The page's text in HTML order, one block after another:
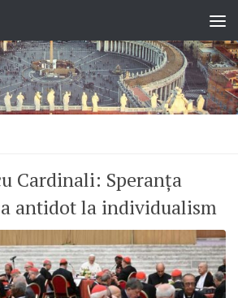
Cardinali: Speranța
antidot la individualism